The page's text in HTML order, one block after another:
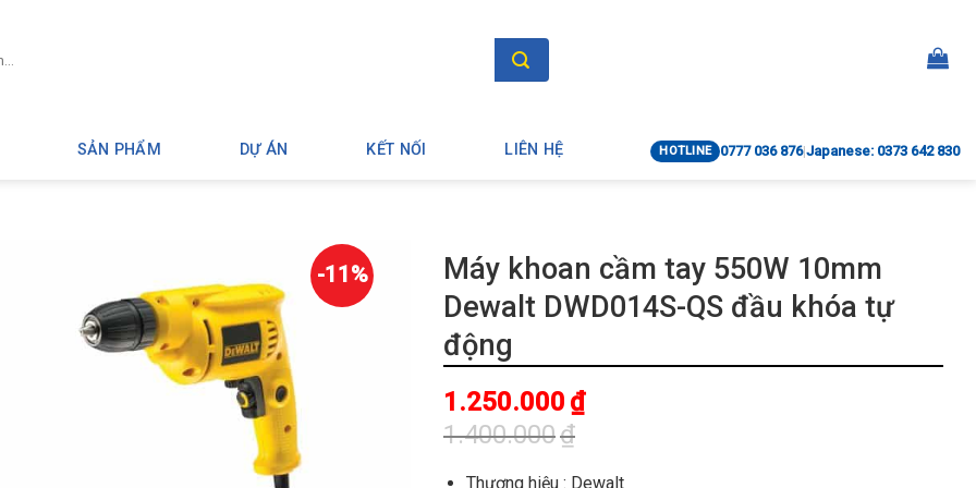
SẢN PHẨM DỰ ÁN KẾT NỐI LIÊN HỆ HOTLINE 0777 036 876|Japanese: 0373 642 830
-11%
Máy khoan cầm tay 550W 10mm
Dewalt DWD014S-QS đầu khóa tự
động
1.400.000₫
1.250.000 ₫
Thương hiệu : Dewalt